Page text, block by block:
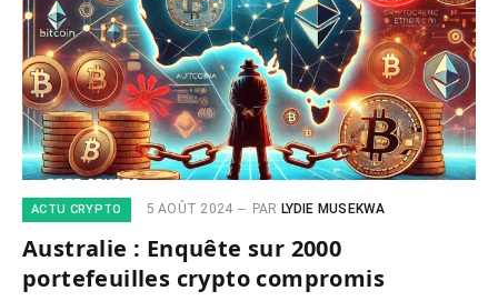
ACTU CRYPTO 5 AOÛT 2024 PAR LYDIE MUSEKWA
Australie : Enquête sur 2000
portefeuilles crypto compromis